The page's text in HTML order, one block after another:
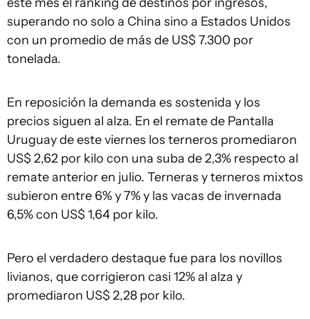
superando no solo a China sino a Estados Unidos
con un promedio de más de US$ 7.300 por
tonelada.
En reposición la demanda es sostenida y los
precios siguen al alza. En el remate de Pantalla
Uruguay de este viernes los terneros promediaron
US$ 2,62 por kilo con una suba de 2,3% respecto al
remate anterior en julio. Terneras y terneros mixtos
subieron entre 6% y 7% y las vacas de invernada
6,5% con US$ 1,64 por kilo.
Pero el verdadero destaque fue para los novillos
livianos, que corrigieron casi 12% al alza y
promediaron US$ 2,28 por kilo.